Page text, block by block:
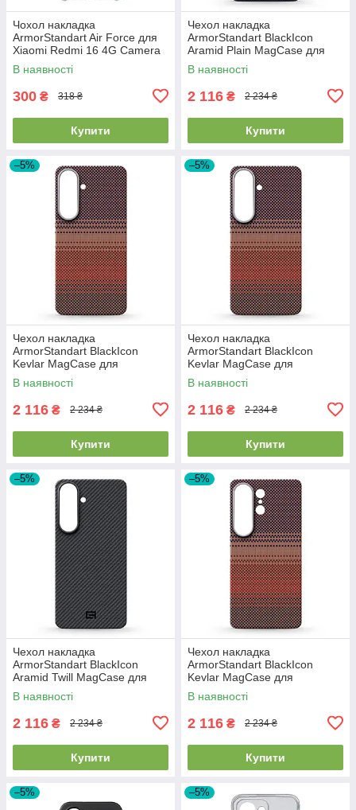
Чохол накладка
ArmorStandart Air Force для
Xiaomi Redmi 16 4G Camera
cover Clear (ARM90951)
В наявності
300 ₴ 318 ₴
Купити
Чехол накладка
ArmorStandart BlackIcon
Aramid Plain MagCase для
Samsung S26 Plus Black
(ARM90165)
В наявності
2 116 ₴ 2 234 ₴
Купити
–5%
Чехол накладка
ArmorStandart BlackIcon
Kevlar MagCase для
Samsung S26 Plus Sunset
(ARM90157)
В наявності
2 116 ₴ 2 234 ₴
Купити
–5%
Чехол накладка
ArmorStandart BlackIcon
Kevlar MagCase для
Samsung S26 Sunset
(ARM90156)
В наявності
2 116 ₴ 2 234 ₴
Купити
–5%
Чехол накладка
ArmorStandart BlackIcon
Aramid Twill MagCase для
Samsung S26 Plus Black
(ARM90146)
В наявності
2 116 ₴ 2 234 ₴
Купити
–5%
Чехол накладка
ArmorStandart BlackIcon
Kevlar MagCase для
Samsung S26 Ultra Sunset
(ARM90158)
В наявності
2 116 ₴ 2 234 ₴
Купити
–5% –5%